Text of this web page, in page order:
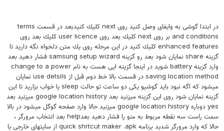
در ابتدا گوشى به وايفاى وصل كنيد روى next كليك كنيدبعد در قسمت terms
and conditions بر روى next كليك بعد روى user licence كليك بعد روى
enhanced features كليك كنيد در اين مرحله روى يك متن دلخواه نگه داريد تا
گزينه share نمايان شود بعد رو گزينه samsung setup wizard فشار دهيد بعد
وارد گزينه battery شويد در اينجا گزينه ايى هست به نام change to a power
saving location method در قسمت بالا خط دوم قبل از use detsils نمايان
ميشود كه اگه نبود بايد گوشيو يكى دو ساعت تو حالت sleep يا خواب بزاريد تا اين
گزينه نمايان شود روى اين گزينه ميزنيد بعد google location history ميزنيد بعد
yes دوباره google location history ميزنيد حالا وارد صفحه گوگل ميشود در بالا
سمت راست سه نقطه مربوط به منو را فشار دهيد بعدhelp بعد انتخاب مرورگر ،
حالا كه وارد مرورگر شديد برنامه quick shrtcut maker .apk از سايتهاى خارجى يا